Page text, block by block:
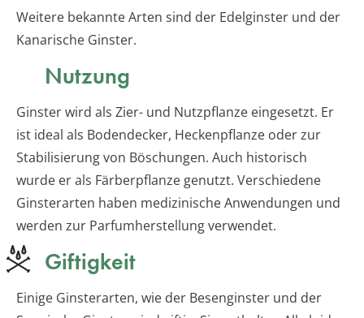
Weitere bekannte Arten sind der Edelginster und der
Kanarische Ginster.
Nutzung
Ginster wird als Zier- und Nutzpflanze eingesetzt. Er
ist ideal als Bodendecker, Heckenpflanze oder zur
Stabilisierung von Böschungen. Auch historisch
wurde er als Färberpflanze genutzt. Verschiedene
Ginsterarten haben medizinische Anwendungen und
werden zur Parfumherstellung verwendet.
Giftigkeit
Einige Ginsterarten, wie der Besenginster und der